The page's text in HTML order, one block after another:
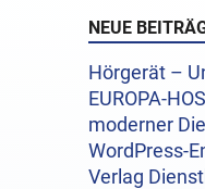
NEUE
Hörgerät –
EUROPA-
moderner
WordPress-
Verlag